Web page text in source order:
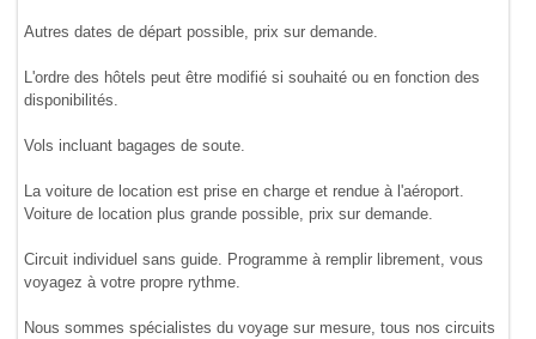
Autres dates de départ possible, prix sur demande.
L'ordre des hôtels peut être modifié si souhaité ou en fonction des
disponibilités.
Vols incluant bagages de soute.
La voiture de location est prise en charge et rendue à l'aéroport.
Voiture de location plus grande possible, prix sur demande.
Circuit individuel sans guide. Programme à remplir librement, vous
voyagez à votre propre rythme.
Nous sommes spécialistes du voyage sur mesure, tous nos circuits